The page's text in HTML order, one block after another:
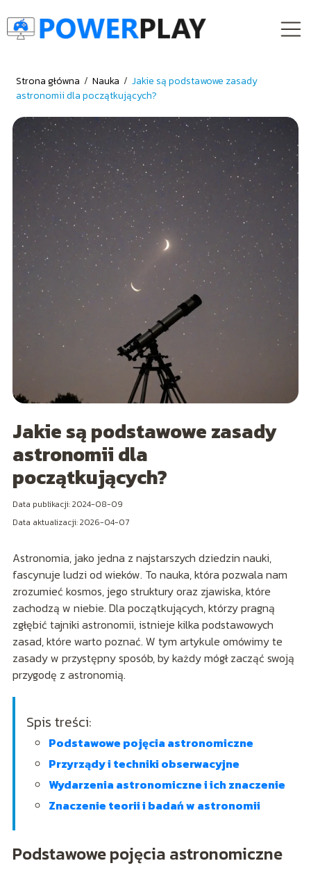
Strona główna / Nauka / Jakie są podstawowe zasady
astronomii dla początkujących?
Jakie są podstawowe zasady
astronomii dla
początkujących?
Data publikacji: 2024-08-09
Data aktualizacji: 2026-04-07
Astronomia, jako jedna z najstarszych dziedzin nauki,
fascynuje ludzi od wieków. To nauka, która pozwala nam
zrozumieć kosmos, jego struktury oraz zjawiska, które
zachodzą w niebie. Dla początkujących, którzy pragną
zgłębić tajniki astronomii, istnieje kilka podstawowych
zasad, które warto poznać. W tym artykule omówimy te
zasady w przystępny sposób, by każdy mógł zacząć swoją
przygodę z astronomią.
Spis treści:
Podstawowe pojęcia astronomiczne
Przyrządy i techniki obserwacyjne
Wydarzenia astronomiczne i ich znaczenie
Znaczenie teorii i badań w astronomii
Podstawowe pojęcia astronomiczne